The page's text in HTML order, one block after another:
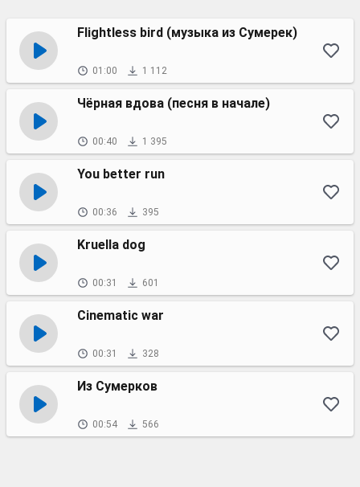
Flightless bird (музыка из Сумерек)
01:00 1 112
Чёрная вдова (песня в начале)
00:40 1 395
You better run
00:36 395
Kruella dog
00:31 601
Cinematic war
00:31 328
Из Сумерков
00:54 566